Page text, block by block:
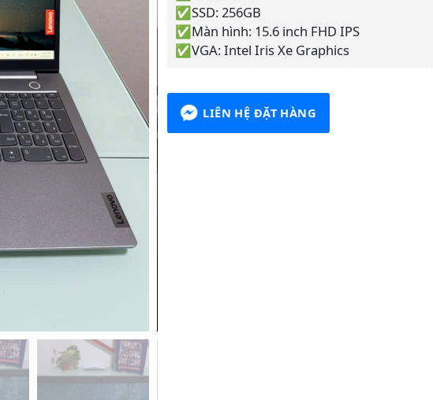
✅SSD: 256GB
✅Màn hình: 15.6 inch FHD IPS
✅VGA: Intel Iris Xe Graphics
LIÊN HỆ ĐẶT HÀNG